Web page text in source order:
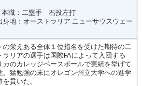
職：二塁手 右投左打
地：オーストラリア ニューサウスウェー
栄えある全体１位指名を受けた期待の二
リアの選手は国際FAによって入団する
のカレッジベースボールで実績を挙げて
。猛勉強の末にオレゴン州立大学への進学
貫いた。